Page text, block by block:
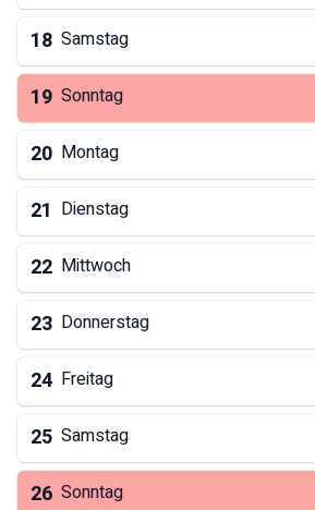
18 Samstag
19 Sonntag
20 Montag
21 Dienstag
22 Mittwoch
23 Donnerstag
24 Freitag
25 Samstag
26 Sonntag